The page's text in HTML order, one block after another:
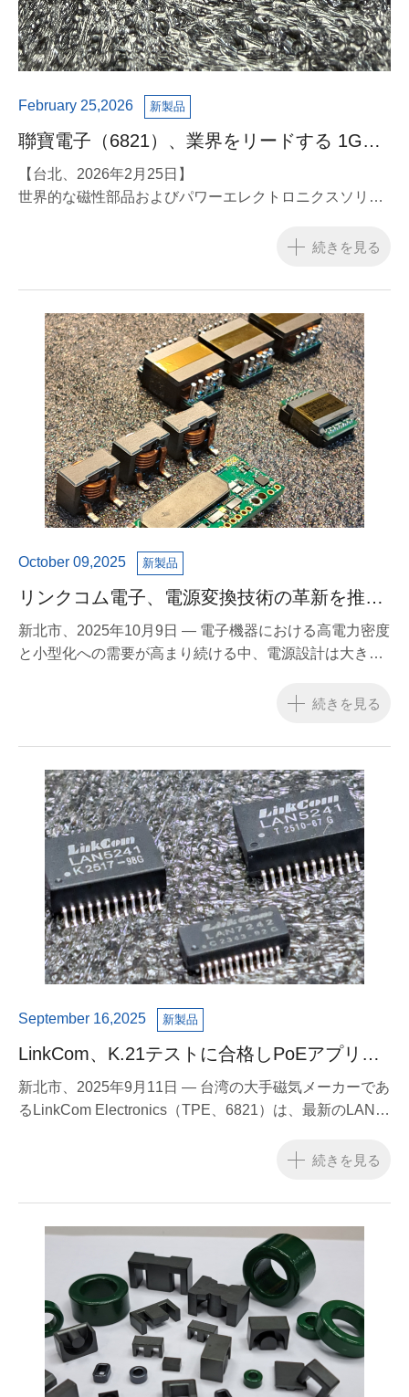
February 25,2026 新製品
聯寶電子（6821）、業界をリードする 1G
LAN トランスを発表 200W 高出力 PoE に対
応、低軌道衛星受信機市場を本格攻略
【台北、2026年2月25日】
世界的な磁性部品およびパワーエレクトロニクスソリュ
（LinkCom Manufacturing Co., Ltd., TPE: 6821）は本
1G LAN トランスの正式発表を行いました。
続きを見る
October 09,2025 新製品
リンクコム電子、電源変換技術の革新を推進
—— プラナートランスが業界の重要コンポー
ネントに
新北市、2025年10月9日 — 電子機器における高電力密度
と小型化への需要が高まり続ける中、電源設計は大きな
続きを見る
September 16,2025 新製品
LinkCom、K.21テストに合格しPoEアプリケ
ーションのセキュリティを強化できる高信頼
性LANトランスフォーマーを発売
新北市、2025年9月11日 — 台湾の大手磁気メーカーであ
るLinkCom Electronics（TPE、6821）は、最新のLANト
し、優れたサージ保護と電気的信頼性を実証し、
スイッチ、通信機器に最適であることを発表しました。
続きを見る